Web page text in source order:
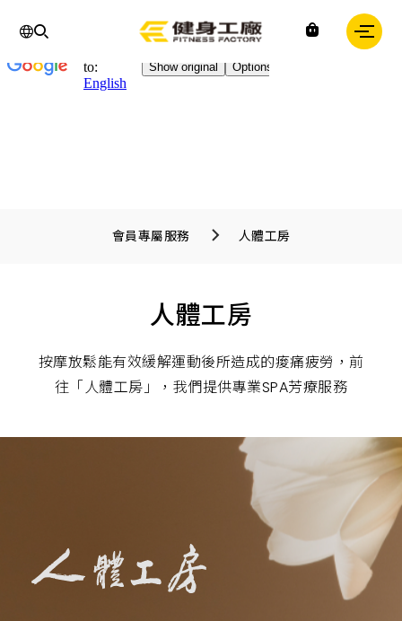
會員專屬服務 人體工房
人體工房
按摩放鬆能有效緩解運動後所造成的痠痛疲勞，前
往「人體工房」，我們提供專業SPA芳療服務